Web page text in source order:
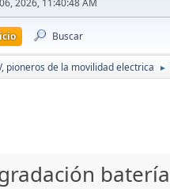
2026, 11:40:48 AM
Buscar
pioneros de la movilidad electrica ►